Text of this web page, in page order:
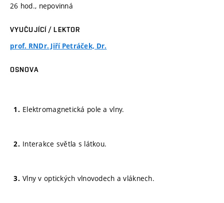
26 hod., nepovinná
VYUČUJÍCÍ / LEKTOR
prof. RNDr. Jiří Petráček, Dr.
OSNOVA
Elektromagnetická pole a vlny.
Interakce světla s látkou.
Vlny v optických vlnovodech a vláknech.